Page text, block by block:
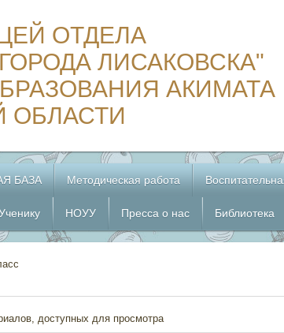
ОТДЕЛА
ЛИСАКОВСКА"
АКИМАТА
ОБЛАСТИ
БАЗА Методическая работа
НОУУ Пресса о нас Библиотека
доступных для просмотра